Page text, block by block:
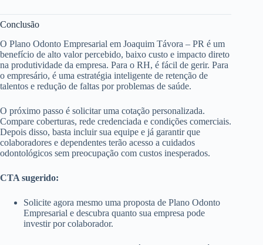
Conclusão
O Plano Odonto Empresarial em Joaquim Távora – PR é um
benefício de alto valor percebido, baixo custo e impacto direto
na produtividade da empresa. Para o RH, é fácil de gerir. Para
o empresário, é uma estratégia inteligente de retenção de
talentos e redução de faltas por problemas de saúde.
O próximo passo é solicitar uma cotação personalizada.
Compare coberturas, rede credenciada e condições comerciais.
Depois disso, basta incluir sua equipe e já garantir que
colaboradores e dependentes terão acesso a cuidados
odontológicos sem preocupação com custos inesperados.
CTA sugerido:
Solicite agora mesmo uma proposta de Plano Odonto
Empresarial e descubra quanto sua empresa pode
investir por colaborador.